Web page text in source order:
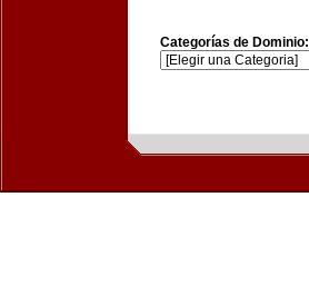
Categorías de Dominio: